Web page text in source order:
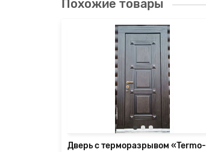
Похожие товары
Дверь с терморазрывом «Termo-